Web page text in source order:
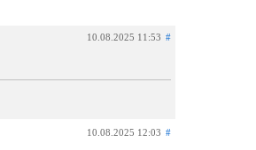
10.08.2025 11:53 #
10.08.2025 12:03 #